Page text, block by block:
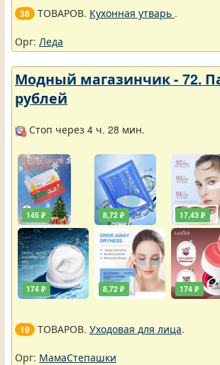
38 ТОВАРОВ. Кухонная утварь .
Орг: Леда
Модный магазинчик - 72.
рублей
Стоп через 4 ч. 28 мин.
145 ₽
174 ₽
8,72 ₽
8,72 ₽
17,43 ₽
174 ₽
19 ТОВАРОВ. Уходовая для лица.
Орг: МамаСтепашки